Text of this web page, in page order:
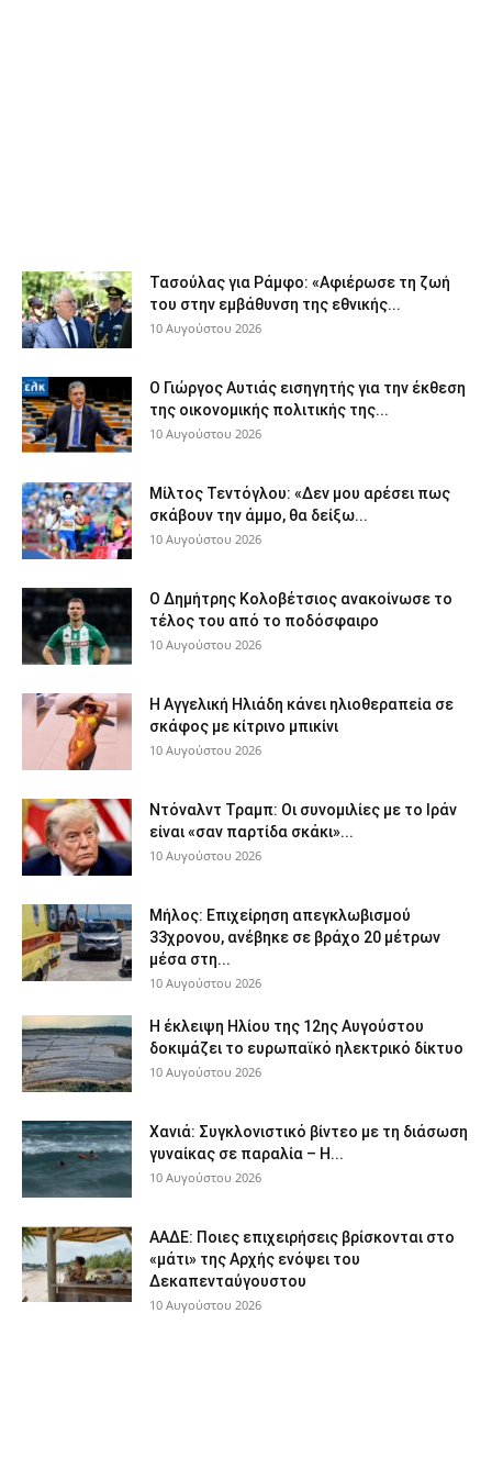
Τασούλας για Ράμφο: «Αφιέρωσε τη ζωή
του στην εμβάθυνση της εθνικής...
10 Αυγούστου 2026
Ο Γιώργος Αυτιάς εισηγητής για την έκθεση
της οικονομικής πολιτικής της...
10 Αυγούστου 2026
Μίλτος Τεντόγλου: «Δεν μου αρέσει πως
σκάβουν την άμμο, θα δείξω...
10 Αυγούστου 2026
Ο Δημήτρης Κολοβέτσιος ανακοίνωσε το
τέλος του από το ποδόσφαιρο
10 Αυγούστου 2026
H Αγγελική Ηλιάδη κάνει ηλιοθεραπεία σε
σκάφος με κίτρινο μπικίνι
10 Αυγούστου 2026
Ντόναλντ Τραμπ: Οι συνομιλίες με το Ιράν
είναι «σαν παρτίδα σκάκι»...
10 Αυγούστου 2026
Μήλος: Επιχείρηση απεγκλωβισμού
33χρονου, ανέβηκε σε βράχο 20 μέτρων
μέσα στη...
10 Αυγούστου 2026
Η έκλειψη Ηλίου της 12ης Αυγούστου
δοκιμάζει το ευρωπαϊκό ηλεκτρικό δίκτυο
10 Αυγούστου 2026
Χανιά: Συγκλονιστικό βίντεο με τη διάσωση
γυναίκας σε παραλία – Η...
10 Αυγούστου 2026
ΑΑΔΕ: Ποιες επιχειρήσεις βρίσκονται στο
«μάτι» της Αρχής ενόψει του
Δεκαπενταύγουστου
10 Αυγούστου 2026